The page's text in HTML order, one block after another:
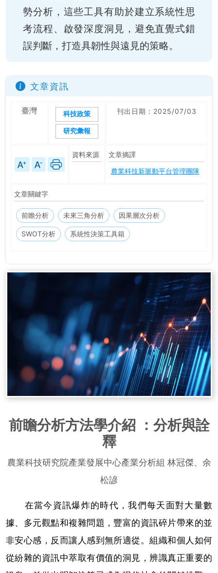
勢分析，這些工具有助於建立系統性思
考流程、啟發深度洞見，避免直覺式錯
誤判斷，打造具韌性與遠見的策略。
文章資訊
臺灣 科技政策
研究彙報
刊出日期：2025/07/03
資料來源
文章摘譯
農業科技新脈動平台管理團隊
文章關鍵字
前瞻分析 未來三角分析 因果層次分析
SWOT分析 系統性決策工具箱
前瞻分析方法學介紹 ：分析與詮
釋
農業科技研究院產業發展中心產業分析組 林冠傑、余
松諺
在當今資訊爆炸的時代，我們每天面對大量數
據、多元觀點和複雜問題，豐富的資訊碎片帶來的並
非安心感，反而讓人感到無所適從。組織和個人如何
從紛雜的資訊中萃取有價值的洞見，辨識真正重要的